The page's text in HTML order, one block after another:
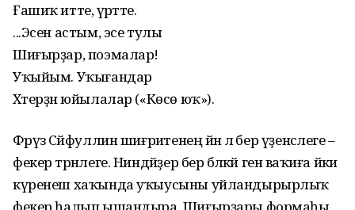
Ғашиҡ итте, әүрәтте.
...Эсен астым, эсе тулы
Шиғырҙар, поэмалар!
Уҡыйым. Уҡығандар
Хәтерҙән юйылалар («Көсө юҡ»).
Фәрүәз Сәйфуллин шиғриәтенең йәнә лә бер үҙенсәлеге –
фекер тәрәнлеге. Ниндәйҙер бер бәләкәй генә ваҡиға йәки
күренеш хаҡында уҡыусыны уйландырырлыҡ